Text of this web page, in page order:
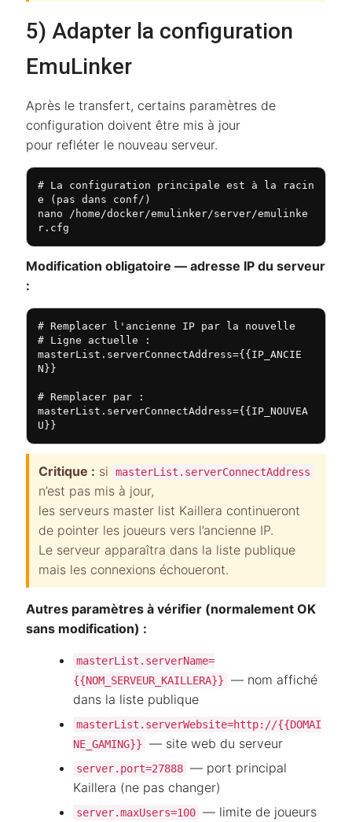
5) Adapter la configuration
EmuLinker
Après le transfert, certains paramètres de
configuration doivent être mis à jour
pour refléter le nouveau serveur.
# La configuration principale est à la racin
e (pas dans conf/)
nano /home/docker/emulinker/server/emulinke
r.cfg
Modification obligatoire — adresse IP du serveur
:
# Remplacer l'ancienne IP par la nouvelle
# Ligne actuelle :
masterList.serverConnectAddress={{IP_ANCIE
N}}
# Remplacer par :
masterList.serverConnectAddress={{IP_NOUVEA
U}}
Critique : si masterList.serverConnectAddress
n’est pas mis à jour,
les serveurs master list Kaillera continueront
de pointer les joueurs vers l’ancienne IP.
Le serveur apparaîtra dans la liste publique
mais les connexions échoueront.
Autres paramètres à vérifier (normalement OK
sans modification) :
masterList.serverName=
{{NOM_SERVEUR_KAILLERA}}
— nom affiché
dans la liste publique
masterList.serverWebsite=http://{{DOMAI
NE_GAMING}}
— site web du serveur
server.port=27888 — port principal
Kaillera (ne pas changer)
server.maxUsers=100 — limite de joueurs